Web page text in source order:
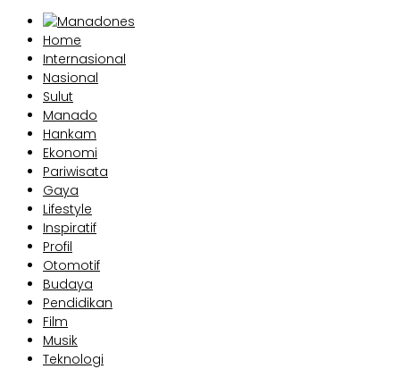
Home
Internasional
Nasional
Sulut
Manado
Hankam
Ekonomi
Pariwisata
Gaya
Lifestyle
Inspiratif
Profil
Otomotif
Budaya
Pendidikan
Film
Musik
Teknologi